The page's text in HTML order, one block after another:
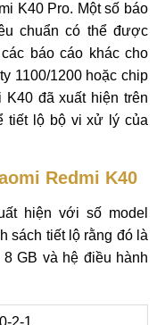
K40 Pro. Một số báo
chuẩn có thể được
báo cáo khác cho
1100/1200 hoặc chip
K40 đã xuất hiện trên
tiết lộ bộ vi xử lý của
Redmi K40
hiện với số model
sách tiết lộ rằng đó là
GB và hệ điều hành